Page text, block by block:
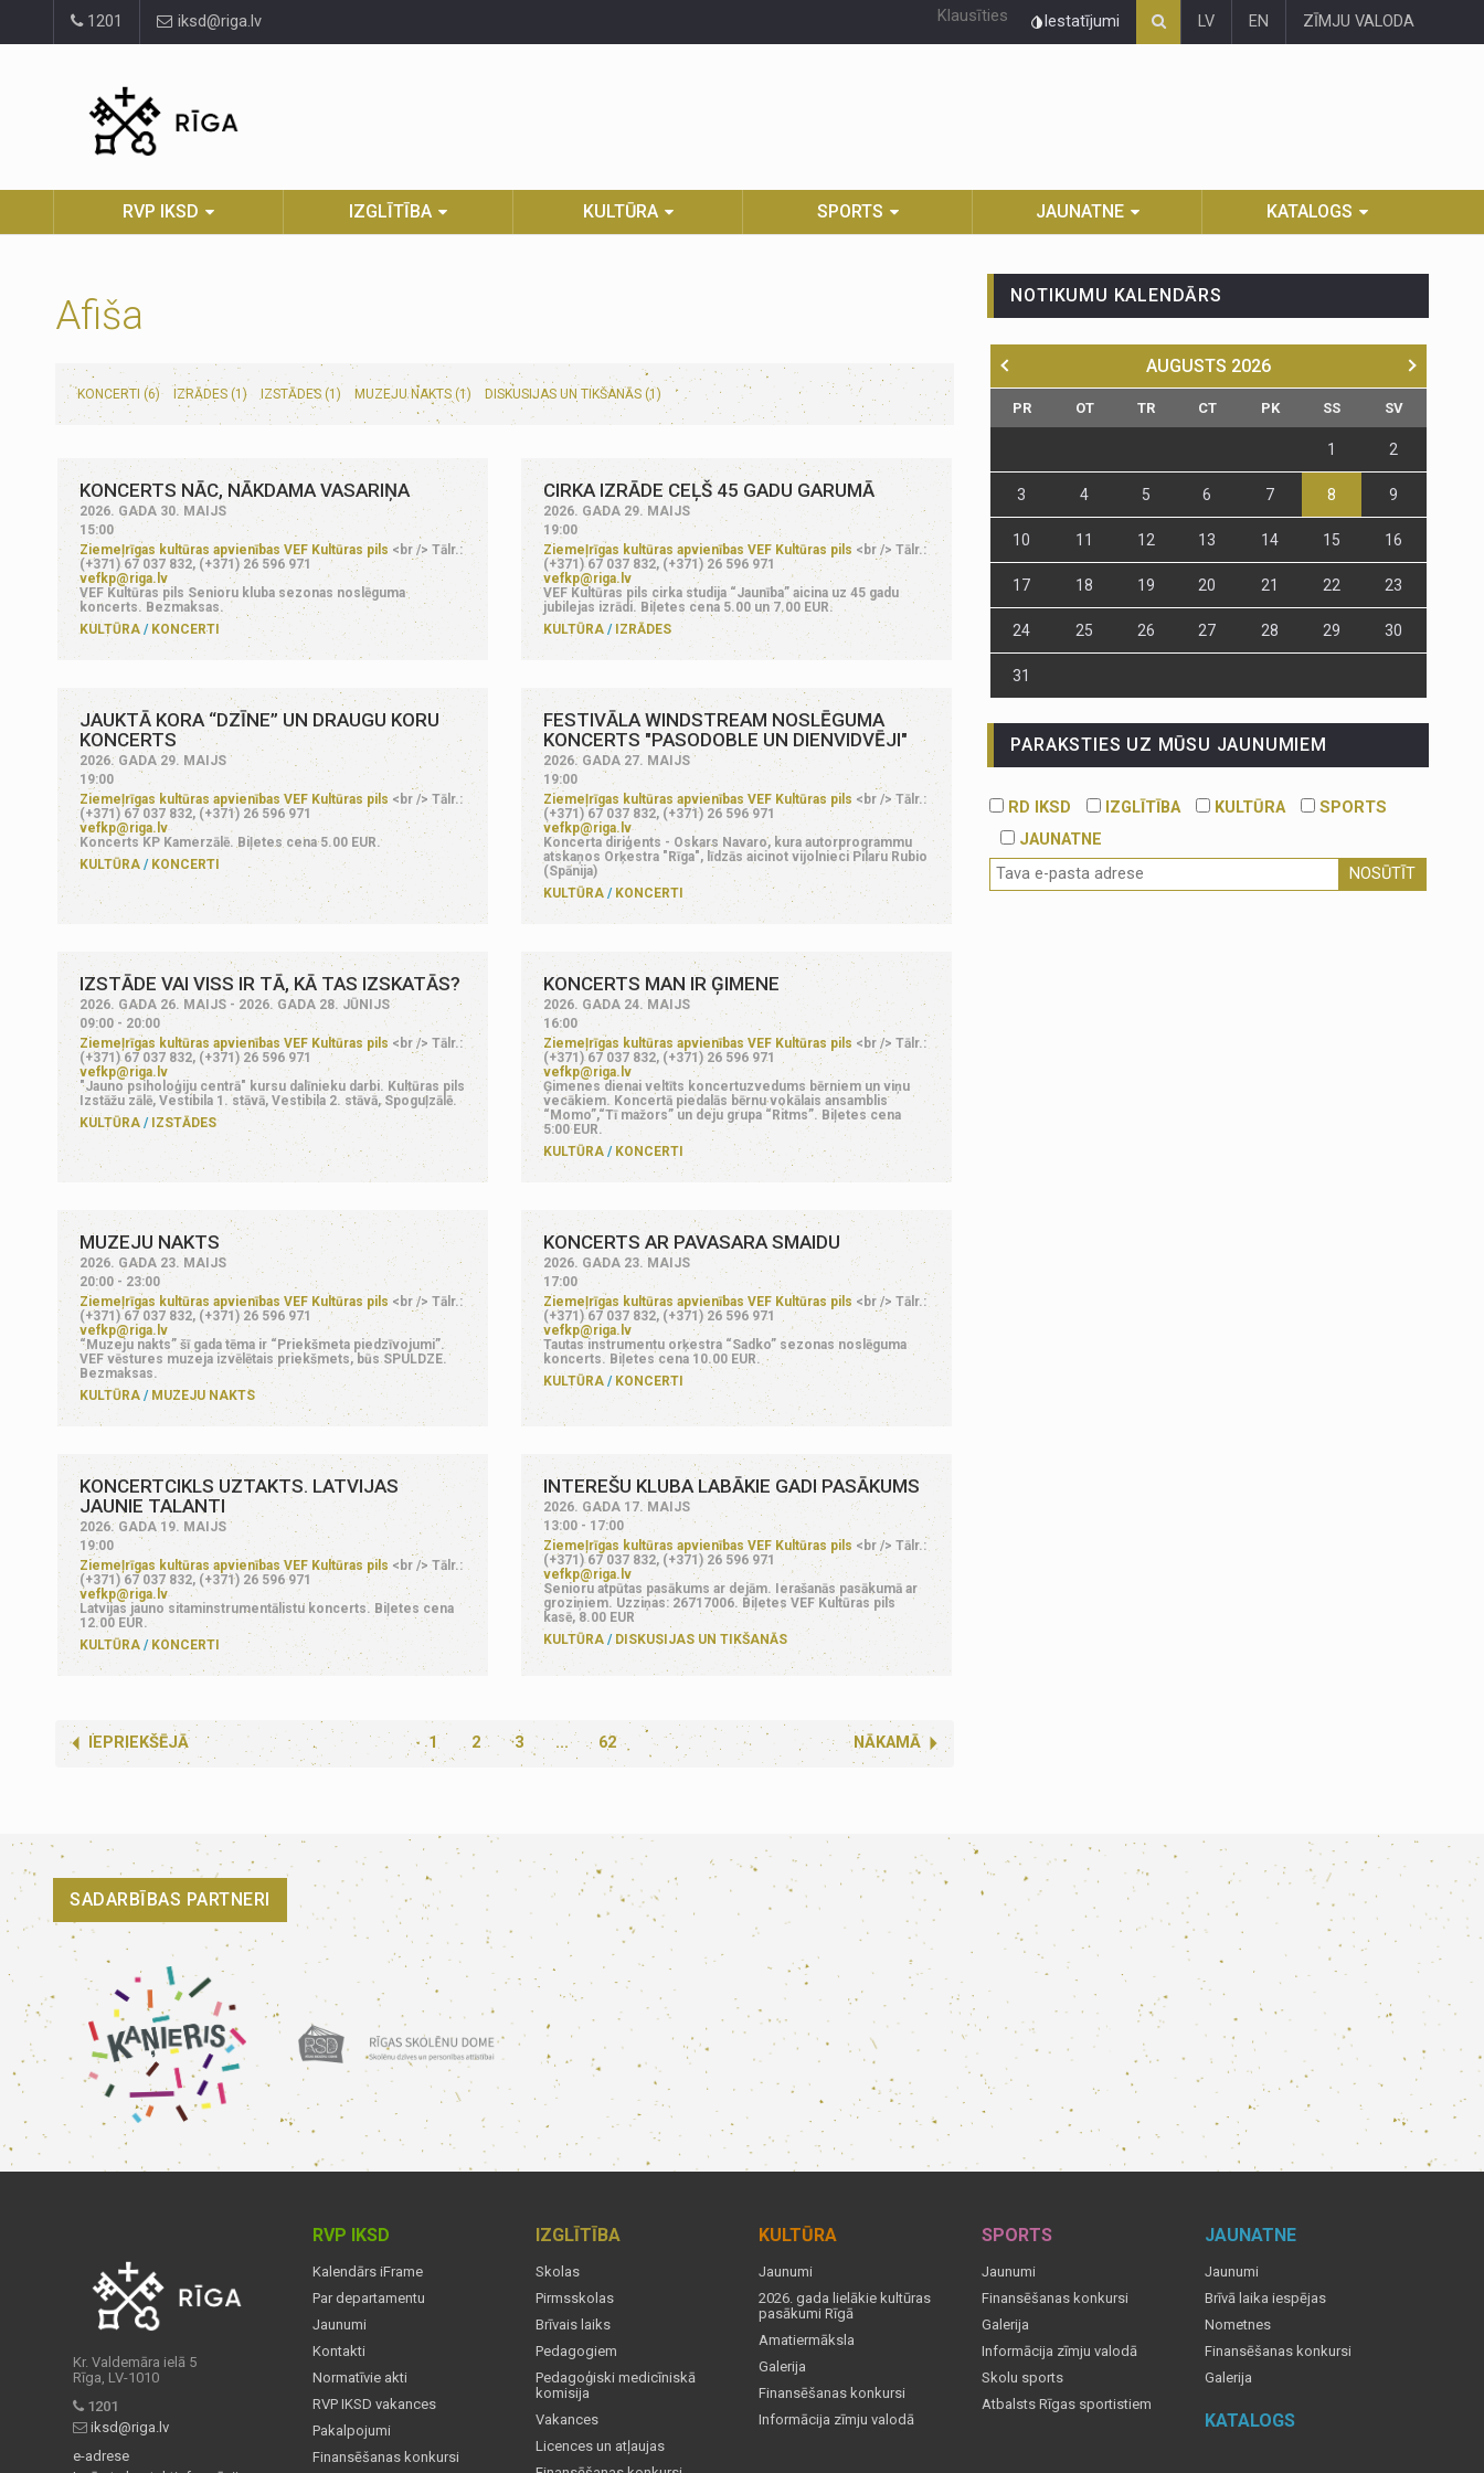
1201 iksd@riga.lv Klausīties Iestatījumi LV EN ZĪMJU VALODA
RVP IKSD IZGLĪTĪBA KULTŪRA SPORTS JAUNATNE KATALOGS
Afiša
KONCERTI (6) IZRĀDES (1) IZSTĀDES (1) MUZEJU NAKTS (1) DISKUSIJAS UN TIKŠANĀS (1)
KONCERTS NĀC, NĀKDAMA VASARIŅA
2026. GADA 30. MAIJS
15:00
Ziemeļrīgas kultūras apvienības VEF Kultūras pils <br /> Tālr.:
(+371) 67 037 832, (+371) 26 596 971
vefkp@riga.lv
VEF Kultūras pils Senioru kluba sezonas noslēguma
koncerts. Bezmaksas.
KULTŪRA
KONCERTI
CIRKA IZRĀDE CEĻŠ 45 GADU GARUMĀ
2026. GADA 29. MAIJS
19:00
Ziemeļrīgas kultūras apvienības VEF Kultūras pils <br /> Tālr.:
(+371) 67 037 832, (+371) 26 596 971
vefkp@riga.lv
VEF Kultūras pils cirka studija “Jaunība” aicina uz 45 gadu
jubilejas izrādi. Biļetes cena 5.00 un 7.00 EUR.
KULTŪRA
IZRĀDES
JAUKTĀ KORA “DZĪNE” UN DRAUGU KORU
KONCERTS
2026. GADA 29. MAIJS
19:00
Ziemeļrīgas kultūras apvienības VEF Kultūras pils<br /> Tālr.:
(+371) 67 037 832, (+371) 26 596 971
vefkp@riga.lv
Koncerts KP Kamerzālē. Biļetes cena 5.00 EUR.
KULTŪRA
KONCERTI
FESTIVĀLA WINDSTREAM NOSLĒGUMA
KONCERTS "PASODOBLE UN DIENVIDVĒJI"
2026. GADA 27. MAIJS
19:00
Ziemeļrīgas kultūras apvienības VEF Kultūras pils<br /> Tālr.:
(+371) 67 037 832, (+371) 26 596 971
vefkp@riga.lv
Koncerta diriģents - Oskars Navaro, kura autorprogrammu
atskaņos Orķestra "Rīga", līdzās aicinot vijolnieci Pilaru Rubio
(Spānija)
KULTŪRA
KONCERTI
IZSTĀDE VAI VISS IR TĀ, KĀ TAS IZSKATĀS?
2026. GADA 26. MAIJS - 2026. GADA 28. JŪNIJS
09:00 - 20:00
Ziemeļrīgas kultūras apvienības VEF Kultūras pils <br /> Tālr.:
(+371) 67 037 832, (+371) 26 596 971
vefkp@riga.lv
"Jauno psiholoģiju centrā" kursu dalīnieku darbi. Kultūras pils
Izstāžu zālē, Vestibila 1. stāvā, Vestibila 2. stāvā, Spoguļzālē.
KULTŪRA
IZSTĀDES
KONCERTS MAN IR ĢIMENE
2026. GADA 24. MAIJS
16:00
Ziemeļrīgas kultūras apvienības VEF Kultūras pils <br /> Tālr.:
(+371) 67 037 832, (+371) 26 596 971
vefkp@riga.lv
Ģimenes dienai veltīts koncertuzvedums bērniem un viņu
vecākiem. Koncertā piedalās bērnu vokālais ansamblis
“Momo”,“Tī mažors” un deju grupa “Ritms”. Biļetes cena
5:00 EUR.
KULTŪRA
KONCERTI
MUZEJU NAKTS
2026. GADA 23. MAIJS
20:00 - 23:00
Ziemeļrīgas kultūras apvienības VEF Kultūras pils <br /> Tālr.:
(+371) 67 037 832, (+371) 26 596 971
vefkp@riga.lv
“Muzeju nakts” šī gada tēma ir “Priekšmeta piedzīvojumi”.
VEF vēstures muzeja izvēlētais priekšmets, būs SPULDZE.
Bezmaksas.
KULTŪRA
MUZEJU NAKTS
KONCERTS AR PAVASARA SMAIDU
2026. GADA 23. MAIJS
17:00
Ziemeļrīgas kultūras apvienības VEF Kultūras pils <br /> Tālr.:
(+371) 67 037 832, (+371) 26 596 971
vefkp@riga.lv
Tautas instrumentu orķestra “Sadko” sezonas noslēguma
koncerts. Biļetes cena 10.00 EUR.
KULTŪRA
KONCERTI
KONCERTCIKLS UZTAKTS. LATVIJAS
JAUNIE TALANTI
2026. GADA 19. MAIJS
19:00
Ziemeļrīgas kultūras apvienības VEF Kultūras pils<br /> Tālr.:
(+371) 67 037 832, (+371) 26 596 971
vefkp@riga.lv
Latvijas jauno sitaminstrumentālistu koncerts. Biļetes cena
12.00 EUR.
KULTŪRA
KONCERTI
INTEREŠU KLUBA LABĀKIE GADI PASĀKUMS
2026. GADA 17. MAIJS
13:00 - 17:00
Ziemeļrīgas kultūras apvienības VEF Kultūras pils <br /> Tālr.:
(+371) 67 037 832, (+371) 26 596 971
vefkp@riga.lv
Senioru atpūtas pasākums ar dejām. Ierašanās pasākumā ar
groziņiem. Uzziņas: 26717006. Biļetes VEF Kultūras pils
kasē, 8.00 EUR
KULTŪRA
DISKUSIJAS UN TIKŠANĀS
IEPRIEKŠĒJĀ 1 2 3 NĀKAMĀ
... 62
NOTIKUMU KALENDĀRS
AUGUSTS 2026
PR OT TR CT PK SS SV
1 2
3 4 5 6 7 8 9
10 11 12 13 14 15 16
17 18 19 20 21 22 23
24 25 26 27 28 29 30
31
PARAKSTIES UZ MŪSU JAUNUMIEM
RD IKSD IZGLĪTĪBA KULTŪRA
SPORTS
JAUNATNE
NOSŪTĪT
SADARBĪBAS PARTNERI
Kr. Valdemāra ielā 5
Rīga, LV-1010
1201
iksd@riga.lv
e-adrese
RVP IKSD
Kalendārs iFrame
Par departamentu
Jaunumi
Kontakti
Normatīvie akti
RVP IKSD vakances
Pakalpojumi
Finansēšanas konkursi
IZGLĪTĪBA
Skolas
Pirmsskolas
Brīvais laiks
Pedagogiem
Pedagoģiski medicīniskā
komisija
Vakances
Licences un atļaujas
KULTŪRA
Jaunumi
2026. gada lielākie kultūras
pasākumi Rīgā
Amatiermāksla
Galerija
Finansēšanas konkursi
Informācija zīmju valodā
SPORTS
Jaunumi
Finansēšanas konkursi
Galerija
Informācija zīmju valodā
Skolu sports
Atbalsts Rīgas sportistiem
JAUNATNE
Jaunumi
Brīvā laika iespējas
Nometnes
Finansēšanas konkursi
Galerija
KATALOGS